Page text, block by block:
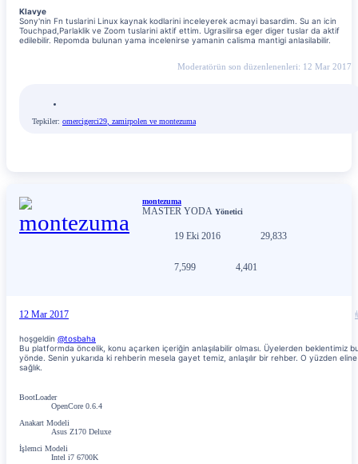
Klavye
Sony'nin Fn tuslarini Linux kaynak kodlarini inceleyerek acmayi basardim. Su an icin
Touchpad,Parlaklik ve Zoom tuslarini aktif ettim. Ugrasilirsa eger diger tuslar da aktif
edilebilir. Repomda bulunan yama incelenirse yamanin calisma mantigi anlasilabilir.
Moderatörün son düzenlenenleri: 12 Mar 2017
Tepkiler: omercigerci29 zamirpolen ve montezuma
montezuma
MASTER YODA Yönetici
19 Eki 2016 29,833
7,599 4,401
12 Mar 2017
hoşgeldin @tosbaha
Bu platformda öncelik, konu açarken içeriğin anlaşılabilir olması. Üyelerden beklentimiz
yönde. Senin yukarıda ki rehberin mesela gayet temiz, anlaşılır bir rehber. O yüzden eline
sağlık.
BootLoader
OpenCore 0.6.4
Anakart Modeli
Asus Z170 Deluxe
İşlemci Modeli
Intel i7 6700K